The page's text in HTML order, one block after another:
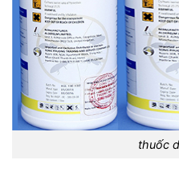
thuốc